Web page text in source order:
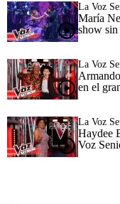
La Voz
María
show sin
La Voz
en el
La Voz
Haydee
Voz